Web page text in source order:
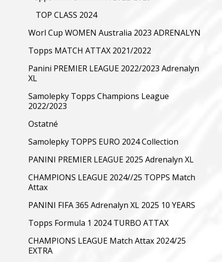
TOP CLASS 2024
Worl Cup WOMEN Australia 2023 ADRENALYN
Topps MATCH ATTAX 2021/2022
Panini PREMIER LEAGUE 2022/2023 Adrenalyn
XL
Samolepky Topps Champions League
2022/2023
Ostatné
Samolepky TOPPS EURO 2024 Collection
PANINI PREMIER LEAGUE 2025 Adrenalyn XL
CHAMPIONS LEAGUE 2024//25 TOPPS Match
Attax
PANINI FIFA 365 Adrenalyn XL 2025 10 YEARS
Topps Formula 1 2024 TURBO ATTAX
CHAMPIONS LEAGUE Match Attax 2024/25
EXTRA